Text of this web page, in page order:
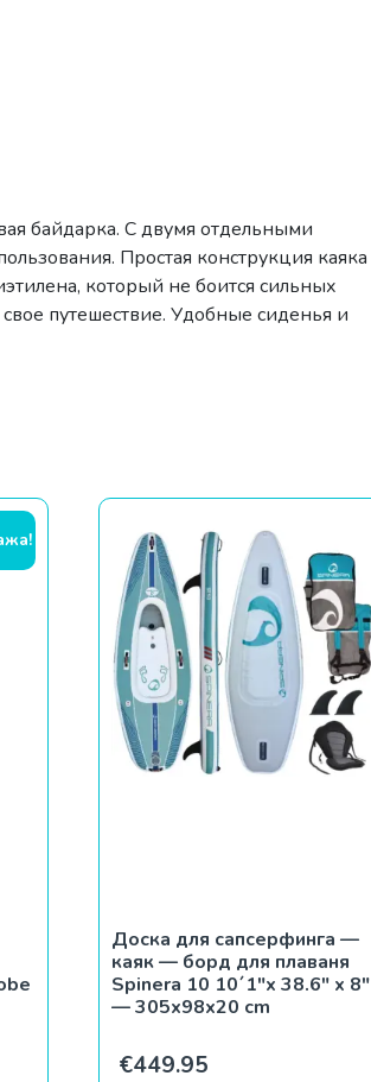
байдарка. С двумя отдельными
Простая конструкция каяка
который не боится сильных
путешествие. Удобные сиденья и
цена составляла €369.99.
цена: €299.99.
Доска для сапсерфинга —
каяк — борд для плаваня
Spinera 10 10´1″x 38.6″ x 8″
— 305x98x20 cm
€449.95